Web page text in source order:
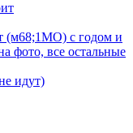
(м68;1МО) с годом и
фото, все остальные
идут)